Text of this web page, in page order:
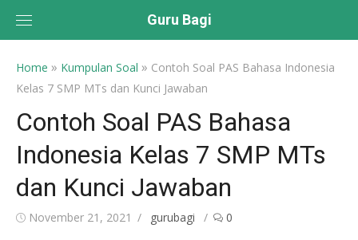
Guru Bagi
Home » Kumpulan Soal » Contoh Soal PAS Bahasa Indonesia
Kelas 7 SMP MTs dan Kunci Jawaban
Contoh Soal PAS Bahasa
Indonesia Kelas 7 SMP MTs
dan Kunci Jawaban
Posted
November 21, 2021 Author
gurubagi 0